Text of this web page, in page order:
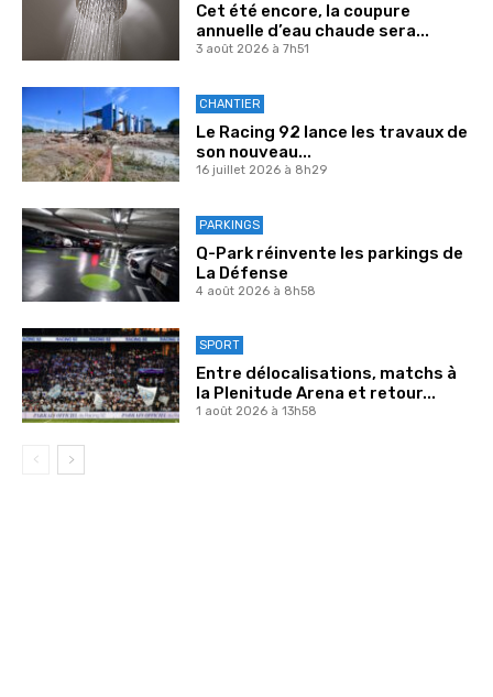
Cet été encore, la coupure
annuelle d’eau chaude sera...
3 août 2026 à 7h51
CHANTIER
Le Racing 92 lance les travaux de
son nouveau...
16 juillet 2026 à 8h29
PARKINGS
Q-Park réinvente les parkings de
La Défense
4 août 2026 à 8h58
SPORT
Entre délocalisations, matchs à
la Plenitude Arena et retour...
1 août 2026 à 13h58